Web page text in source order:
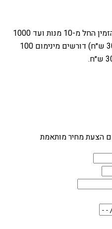
החל מ-10 מנות ועד 1000
מנות. תפריטי הפרימיום (170 ו-300 ש״ח) דורשים מינימום 100
הצעת מחיר מותאמת